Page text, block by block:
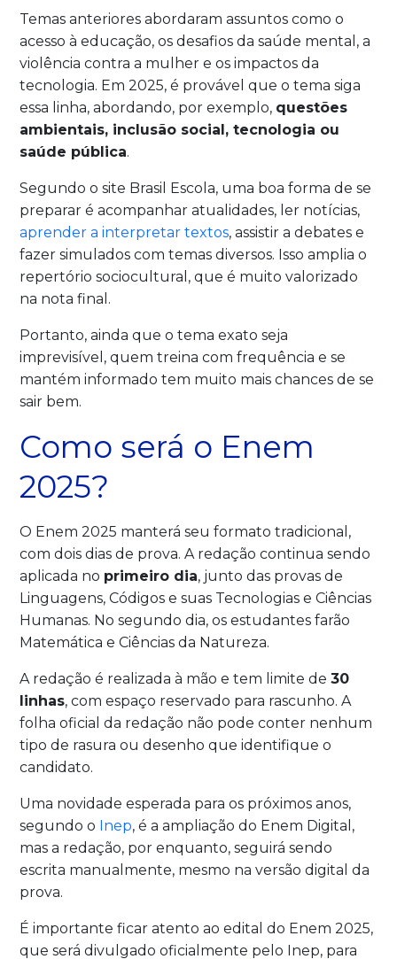
Temas anteriores abordaram assuntos como o
acesso à educação, os desafios da saúde mental, a
violência contra a mulher e os impactos da
tecnologia. Em 2025, é provável que o tema siga
essa linha, abordando, por exemplo, questões
ambientais, inclusão social, tecnologia ou
saúde pública.
Segundo o site Brasil Escola, uma boa forma de se
preparar é acompanhar atualidades, ler notícias,
aprender a interpretar textos, assistir a debates e
fazer simulados com temas diversos. Isso amplia o
repertório sociocultural, que é muito valorizado
na nota final.
Portanto, ainda que o tema exato seja
imprevisível, quem treina com frequência e se
mantém informado tem muito mais chances de se
sair bem.
Como será o Enem
2025?
O Enem 2025 manterá seu formato tradicional,
com dois dias de prova. A redação continua sendo
aplicada no primeiro dia, junto das provas de
Linguagens, Códigos e suas Tecnologias e Ciências
Humanas. No segundo dia, os estudantes farão
Matemática e Ciências da Natureza.
A redação é realizada à mão e tem limite de30
linhas, com espaço reservado para rascunho. A
folha oficial da redação não pode conter nenhum
tipo de rasura ou desenho que identifique o
candidato.
Uma novidade esperada para os próximos anos,
segundo o Inep, é a ampliação do Enem Digital,
mas a redação, por enquanto, seguirá sendo
escrita manualmente, mesmo na versão digital da
prova.
É importante ficar atento ao edital do Enem 2025,
que será divulgado oficialmente pelo Inep, para